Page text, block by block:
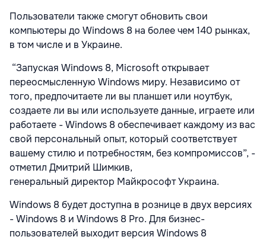
Пользователи также смогут обновить свои
компьютеры до Windows 8 на более чем 140 рынках,
в том числе и в Украине.
“Запуская Windows 8, Microsoft открывает
переосмысленную Windows миру. Независимо от
того, предпочитаете ли вы планшет или ноутбук,
создаете ли вы или используете данные, играете или
работаете - Windows 8 обеспечивает каждому из вас
свой персональный опыт, который соответствует
вашему стилю и потребностям, без компромиссов”, -
отметил Дмитрий Шимкив,
генеральный директор Майкрософт Украина.
Windows 8 будет доступна в рознице в двух версиях
- Windows 8 и Windows 8 Pro. Для бизнес-
пользователей выходит версия Windows 8